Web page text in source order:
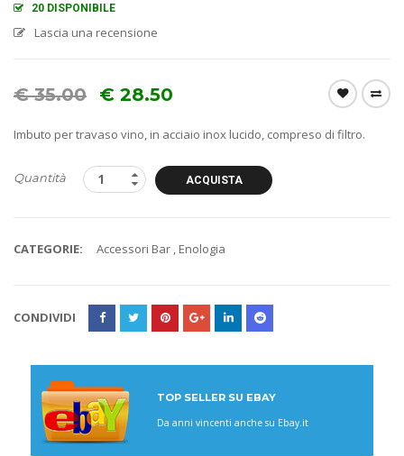
20 DISPONIBILE
Lascia una recensione
€35.00 € 28.50
Imbuto per travaso vino, in acciaio inox lucido, compreso di filtro.
Quantità ACQUISTA
CATEGORIE: Accessori Bar , Enologia
CONDIVIDI
TOP SELLER SU EBAY
Da anni vincenti anche su Ebay.it